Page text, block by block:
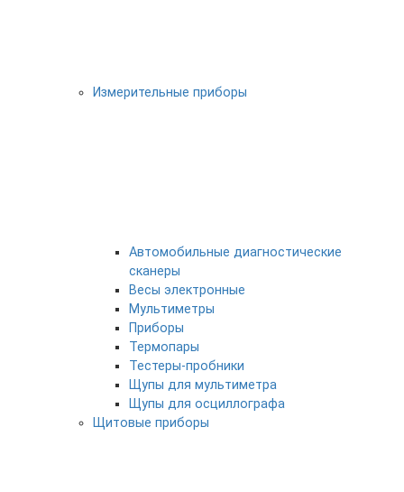
Измерительные приборы
Автомобильные диагностические
сканеры
Весы электронные
Мультиметры
Приборы
Термопары
Тестеры-пробники
Щупы для мультиметра
Щупы для осциллографа
Щитовые приборы